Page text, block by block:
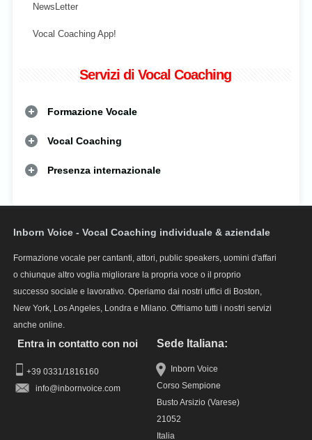
NewsLetter
Vocal Coaching App!
Servizi di Vocal Coaching
Formazione Vocale
Vocal Coaching
Presenza internazionale
Inborn Voice - Vocal Coaching individuale & aziendale
Formazione vocale per cantanti, attori, public speakers, uomini d'affari
o chiunque altro voglia migliorare la propria voce o il proprio
successo sociale e lavorativo. Operiamo dai nostri uffici di Boston,
New York, Los Angeles, Londra e Milano. Offriamo tutti i nostri servizi
anche online.
Entra in contatto con noi
+39 0331/1816160
info
Sede Italiana:
Inborn Voice
Corso Sempione
Busto Arsizio (Varese)
21052
Italia